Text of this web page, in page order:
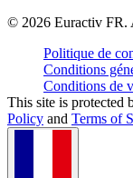
© 2026 Euractiv FR.
Politique de
Conditions
Conditions de
This site is
Policy and Terms of